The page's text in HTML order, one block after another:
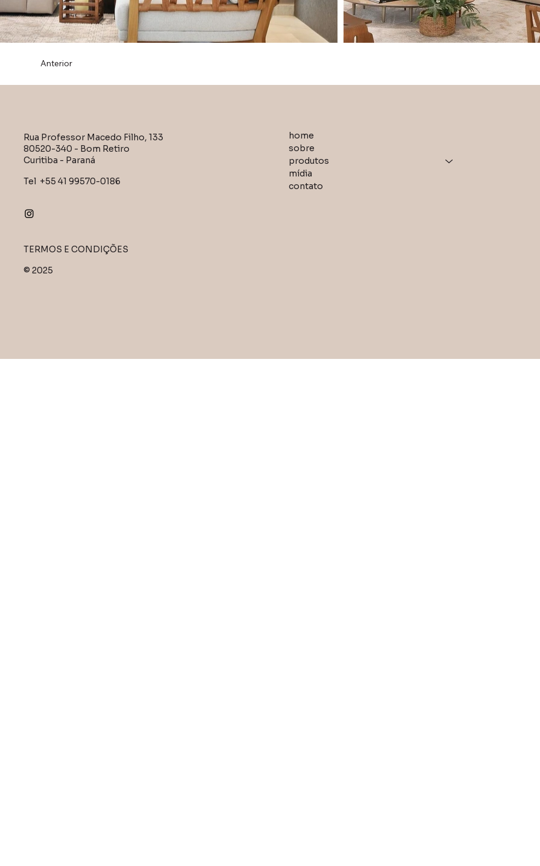
Anterior
ZILDA
Pastoral da Pessoa Idosa.
Rua Professor Macedo Filho, 133
80520-340 - Bom Retiro
Curitiba - Paraná
Tel +55 41 99570-0186
TERMOS E CONDIÇÕES
© 2025
home
sobre
produtos
mídia
contato